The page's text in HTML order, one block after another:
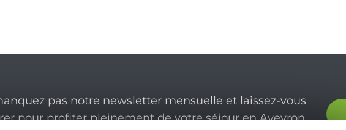
pas notre newsletter mensuelle et laissez-vous
pour profiter pleinement de votre séjour en Aveyron.